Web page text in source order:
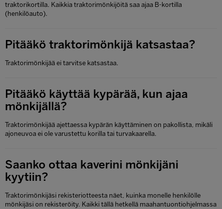
traktorikortilla. Kaikkia traktorimönkijöitä saa ajaa B-kortilla
(henkilöauto).
Pitääkö traktorimönkijä katsastaa?
Traktorimönkijää ei tarvitse katsastaa.
Pitääkö käyttää kypärää, kun ajaa
mönkijällä?
Traktorimönkijää ajettaessa kypärän käyttäminen on pakollista, mikäli
ajoneuvoa ei ole varustettu korilla tai turvakaarella.
Saanko ottaa kaverini mönkijäni
kyytiin?
Traktorimönkijäsi rekisteriotteesta näet, kuinka monelle henkilölle
mönkijäsi on rekisteröity. Kaikki tällä hetkellä maahantuontiohjelmassa